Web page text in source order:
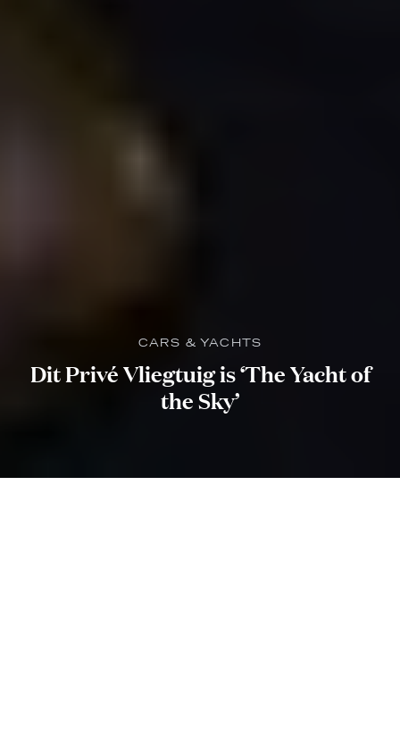
CARS & YACHTS
Dit Privé Vliegtuig is ‘The Yacht of
the Sky’